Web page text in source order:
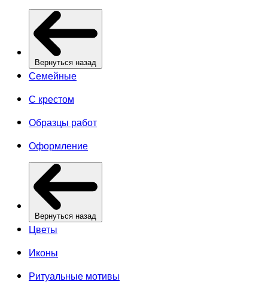
Вернуться назад
Семейные
С крестом
Образцы работ
Оформление
Вернуться назад
Цветы
Иконы
Ритуальные мотивы